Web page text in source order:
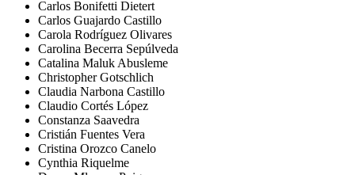
Carlos Bonifetti Dietert
Carlos Guajardo Castillo
Carola Rodríguez Olivares
Carolina Becerra Sepúlveda
Catalina Maluk Abusleme
Christopher Gotschlich
Claudia Narbona Castillo
Claudio Cortés López
Constanza Saavedra
Cristián Fuentes Vera
Cristina Orozco Canelo
Cynthia Riquelme